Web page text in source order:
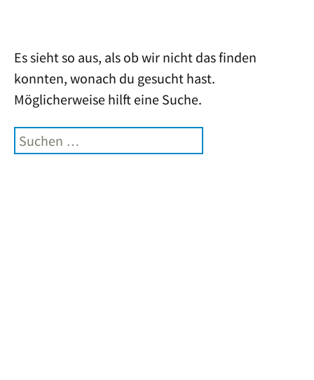
Es sieht so aus, als ob wir nicht das finden
konnten, wonach du gesucht hast.
Möglicherweise hilft eine Suche.
Suchen
nach: